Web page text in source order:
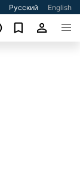
Русский English